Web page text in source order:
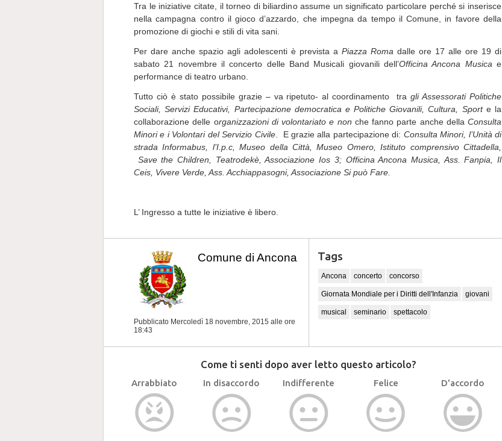
Tra le iniziative citate, il torneo di biliardino assume un significato particolare perché si inserisce
nella campagna contro il gioco d’azzardo, che impegna da tempo il Comune, in favore della
promozione di giochi e stili di vita sani.
Per dare anche spazio agli adolescenti è prevista a Piazza Roma dalle ore 17 alle ore 19 di
sabato 21 novembre ilconcerto delle Band Musicali giovanili dell’Officina Ancona Musicae
performance di teatro urbano.
Tutto ciò è stato possibile grazie – va ripetuto- al coordinamento tra gli Assessorati Politiche
Sociali, Servizi Educativi, Partecipazione democratica e Politiche Giovanili, Cultura, Sport e la
collaborazione delle organizzazioni di volontariato e non che fanno parte anche della Consulta
Minori e i Volontari del Servizio Civile. E grazie alla partecipazione di: Consulta Minori, l’Unità di
strada Informabus, l’I.p.c, Museo della Città, Museo Omero, Istituto comprensivo Cittadella,
Save the Children, Teatrodekè, Associazione Ios 3; Officina Ancona Musica, Ass. Fanpia, Il
Ceis, Vivere Verde, Ass. Acchiappasogni, Associazione Si può Fare.
L’ Ingresso a tutte le iniziative è libero.
Comune di Ancona
Pubblicato Mercoledì 18 novembre, 2015 alle ore
18:43
Tags
Ancona concerto concorso
Giornata Mondiale per i Diritti dell'Infanzia giovani
musical seminario spettacolo
Come ti senti dopo aver letto questo articolo?
Arrabbiato In disaccordo Indifferente Felice D'accordo